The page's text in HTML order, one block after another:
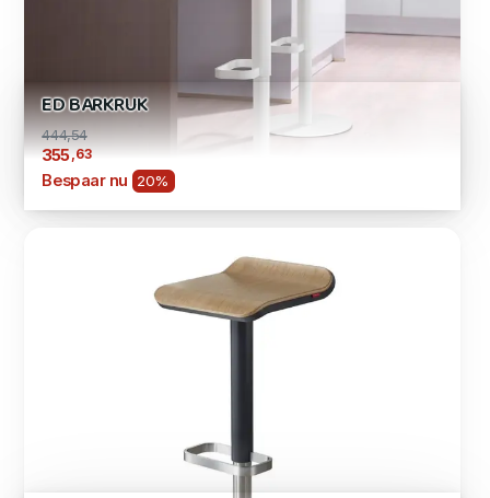
ED BARKRUK
444,54
355 ,63
Bespaar nu 20%